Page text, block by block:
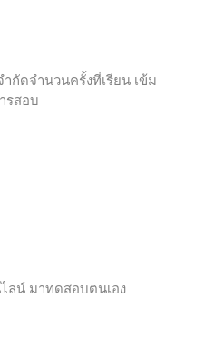
กัดจำนวนครั้งที่เรียน เข้ม
รสอบ
ลน์ มาทดสอบตนเอง